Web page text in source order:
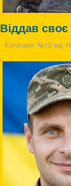
Віддав
Категорія: №12 від